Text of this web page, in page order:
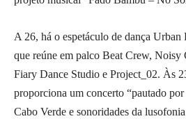
A 26, há o espetáculo de dança Urban
que reúne em palco Beat Crew,
Fiary Dance Studio e Project_02. Às
proporciona um concerto “pautado
Cabo Verde e sonoridades da